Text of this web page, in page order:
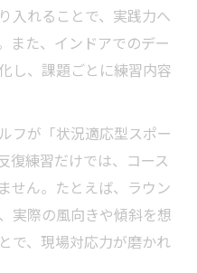
入れることで、実践力へ
また、インドアでのデー
し、課題ごとに練習内容
フが「状況適応型スポー
復練習だけでは、コース
せん。たとえば、ラウン
実際の風向きや傾斜を想
で、現場対応力が磨かれ